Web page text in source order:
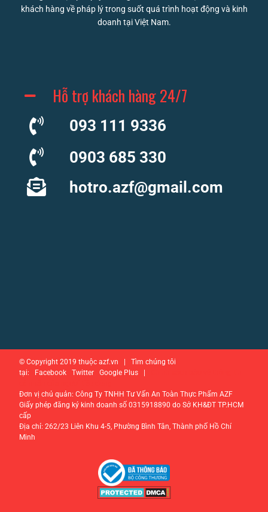
khách hàng về pháp lý trong suốt quá trình hoạt động và kinh
doanh tại Việt Nam.
Hỗ trợ khách hàng 24/7
093 111 9336
0903 685 330
hotro.azf@gmail.com
© Copyright 2019 thuộc azf.vn | Tìm chúng tôi
tại: Facebook Twitter Google Plus |
Đơn vị chủ quản: Công Ty TNHH Tư Vấn An Toàn Thực Phẩm AZF
Giấy phép đăng ký kinh doanh số 0315918890 do Sở KH&ĐT TP.HCM
cấp
Địa chỉ: 262/23 Liên Khu 4-5, Phường Bình Tân, Thành phố Hồ Chí
Minh